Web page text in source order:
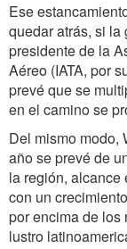
Ese
quedar atrás, si
presidente de la
Aéreo (IATA, por
prevé que se
en el camino se
Del mismo modo,
año se prevé de
la región, alcance
con un
por encima de los
lustro